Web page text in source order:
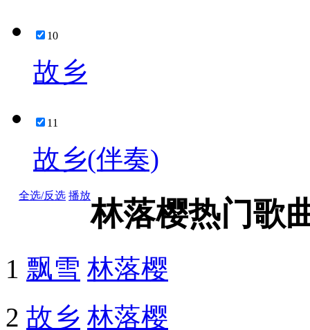
10
故乡
11
故乡(伴奏)
全选/反选 播放
林落樱热门歌
1 飘雪 林落樱
2 故乡 林落樱